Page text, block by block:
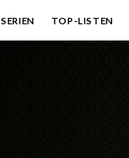
SERIEN TOP-LISTEN